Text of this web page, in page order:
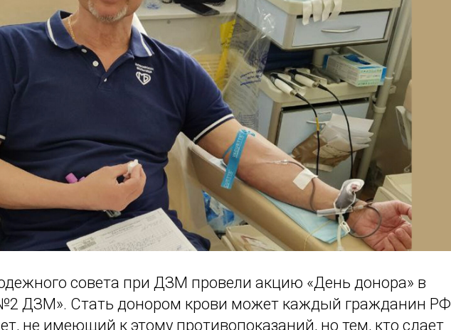
совета при ДЗМ провели акцию «День донора» в
ДЗМ». Стать донором крови может каждый гражданин РФ
не имеющий к этому противопоказаний, но тем, кто сдает